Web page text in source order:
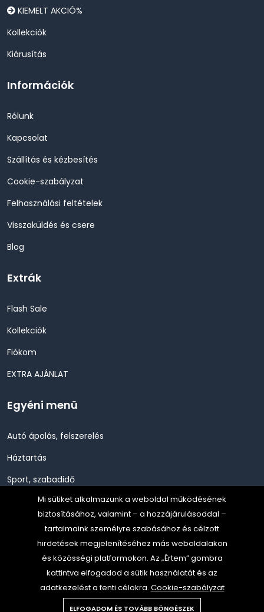
KIEMELT AKCIÓ%
Kollekciók
Kiárusítás
Információk
Rólunk
Kapcsolat
Szállítás és kézbesítés
Cookie-szabályzat
Felhasználási feltételek
Visszaküldés és csere
Blog
Extrák
Flash Sale
Kollekciók
Fiókom
EXTRA AJÁNLAT
Egyéni menü
Autó ápolás, felszerelés
Háztartás
Sport, szabadidő
Szépség, Egészség, Higénia
Szerszám, Barkácsolás
Telefon, Okos eszköz, GPS
Mi sütiket alkalmazunk a weboldal működésének
biztosításához, valamint – a hozzájárulásoddal –
tartalmaink személyre szabásához és célzott
hirdetések megjelenítéséhez más weboldalakon
és közösségi platformokon. Az „Értem” gombra
kattintva elfogadod a sütik használatát és az
adatkezelést a fenti célokra. Cookie-szabályzat
ELFOGADOM ÉS TOVÁBB BÖNGÉSZEK